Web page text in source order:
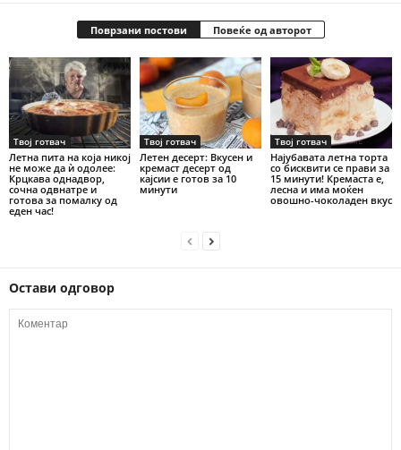
Поврзани постови Повеќе од авторот
Твој готвач
Летна пита на која никој
не може да ѝ одолее:
Крцкава однадвор,
сочна одвнатре и
готова за помалку од
еден час!
Твој готвач
Летен десерт: Вкусен и
кремаст десерт од
кајсии е готов за 10
минути
Твој готвач
Најубавата летна торта
со бисквити се прави за
15 минути! Кремаста е,
лесна и има моќен
овошно-чоколаден вкус
Остави одговор